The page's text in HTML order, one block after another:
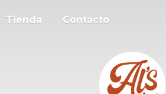
Tienda Contacto